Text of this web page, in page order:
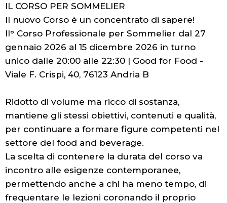
IL CORSO PER SOMMELIER
Il nuovo Corso è un concentrato di sapere!
Il° Corso Professionale per Sommelier dal 27
gennaio 2026 al 15 dicembre 2026 in turno
unico dalle 20:00 alle 22:30 | Good for Food -
Viale F. Crispi, 40, 76123 Andria B
Ridotto di volume ma ricco di sostanza,
mantiene gli stessi obiettivi, contenuti e qualità,
per continuare a formare figure competenti nel
settore del food and beverage.
La scelta di contenere la durata del corso va
incontro alle esigenze contemporanee,
permettendo anche a chi ha meno tempo, di
frequentare le lezioni coronando il proprio